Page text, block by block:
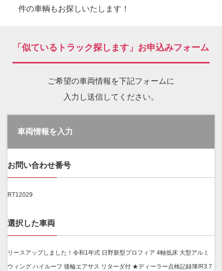
件の車輌もお探しいたします！
「似ているトラック探します」お申込みフォーム
ご希望の車両情報を下記フォームに
入力し送信してください。
車両情報を入力
お問い合わせ番号
RT12029
選択した車両
リースアップしました！令和1年式 日野新型プロフィア 4軸低床 大型アルミ
ウィング ハイルーフ 後輪エアサス リターダ付 ★ディーラー点検記録簿/R3.7